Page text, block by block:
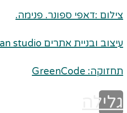
צילום :דאפי ספונר. פנימה.
עיצוב ובניית אתרים Made with ❤ hazan studio
תחזוקה: GreenCode
גלילה